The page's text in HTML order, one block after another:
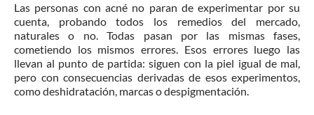
Las personas con acné no paran de experimentar por su
cuenta, probando todos los remedios del mercado,
naturales o no. Todas pasan por las mismas fases,
cometiendo los mismos errores. Esos errores luego las
llevan al punto de partida: siguen con la piel igual de mal,
pero con consecuencias derivadas de esos experimentos,
como deshidratación, marcas o despigmentación.